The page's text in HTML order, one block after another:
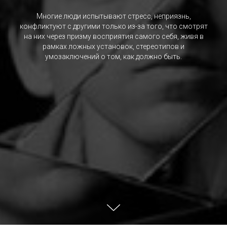
Многие люди испытывают стресс, неприязнь,
конфликтуют с другими только из-за того, что смотрят
на них через призму восприятия самого себя, живя в
рамках ложных установок, стереотипов и
умозаключений о том, как должно быть.